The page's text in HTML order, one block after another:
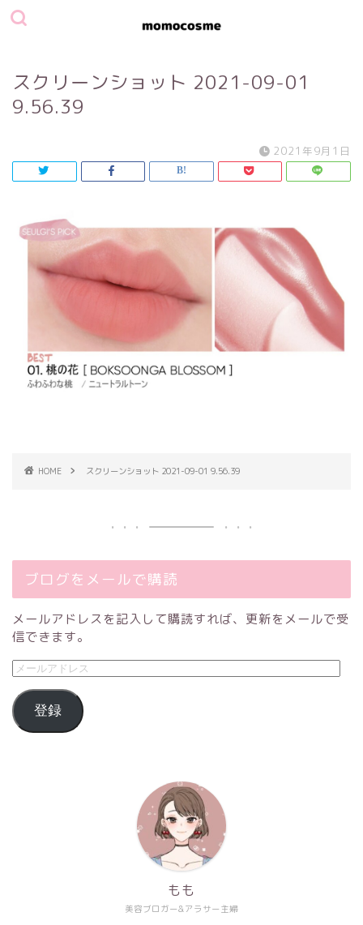
スクリーンショット 2021-09-01
9.56.39
2021年9月1日
HOME スクリーンショット 2021-09-01 9.56.39
ブログをメールで購読
メールアドレスを記入して購読すれば、更新をメールで受
信できます。
登録
美容ブロガー&アラサー主婦
もも